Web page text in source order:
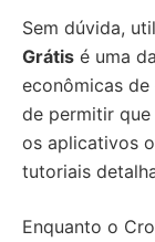
Sem dúvida,
Grátis é uma
econômicas
de permitir
os aplicativos
tutoriais
Enquanto o